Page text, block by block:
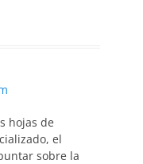
hojas de
el
sobre la